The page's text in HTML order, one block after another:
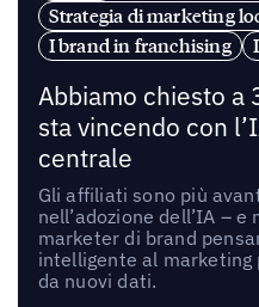
Strategia di marketing
I brand in franchising
Abbiamo chiesto a
sta vincendo con
centrale
Gli affiliati sono più
nell’adozione dell’IA –
marketer di brand
intelligente al
da nuovi dati.